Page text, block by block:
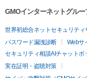
GMOインターネットグル
世界初総合ネットセキュリティ
パスワード漏洩診断
Webサ
セキュリティ相談AIチャットボ
実在証明・盗聴対策